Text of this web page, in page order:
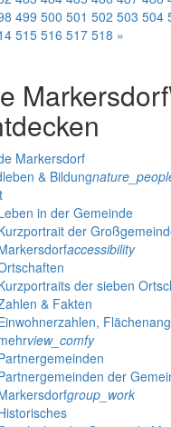
499 500 501 502 503 504
515 516 517 518 »
Markersdorf
Markersdorf
& Bildung
in der Gemeinde
der
accessibility
der sieben
& Fakten
view_comfy
der
group_work